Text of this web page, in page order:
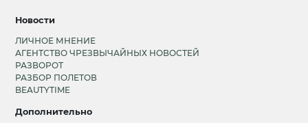
Новости
ЛИЧНОЕ МНЕНИЕ
АГЕНТСТВО ЧРЕЗВЫЧАЙНЫХ НОВОСТЕЙ
РАЗВОРОТ
РАЗБОР ПОЛЕТОВ
BEAUTYTIME
Дополнительно